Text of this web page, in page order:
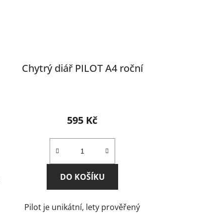
Chytrý diář PILOT A4 roční
595 Kč
DO KOŠÍKU
Pilot je unikátní, lety prověřený